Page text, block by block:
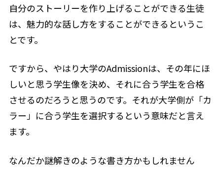
自分のストーリーを作り上げることができる生徒
は、魅力的な話し方をすることができるというこ
とです。
ですから、やはり大学のAdmissionは、その年にほ
しいと思う学生像を決め、それに合う学生を合格
させるのだろうと思うのです。それが大学側が「カ
ラー」に合う学生を選択するという意味だと言え
ます。
なんだか謎解きのような書き方かもしれません